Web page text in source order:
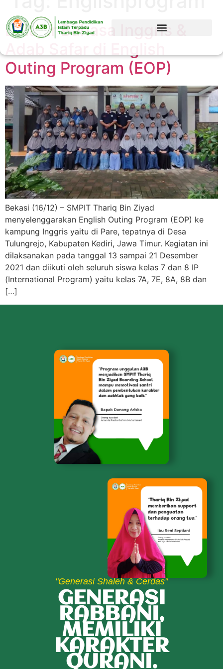
Belajar Bahasa Inggris &
Outing Program (EOP)
Bekasi (16/12) – SMPIT Thariq Bin Ziyad
menyelenggarakan English Outing Program (EOP) ke
kampung Inggris yaitu di Pare, tepatnya di Desa
Tulungrejo, Kabupaten Kediri, Jawa Timur. Kegiatan ini
dilaksanakan pada tanggal 13 sampai 21 Desember
2021 dan diikuti oleh seluruh siswa kelas 7 dan 8 IP
(International Program) yaitu kelas 7A, 7E, 8A, 8B dan
[…]
"Generasi Shaleh & Cerdas"
GENERASI
RABBANI,
MEMILIKI
KARAKTER
QURANI.